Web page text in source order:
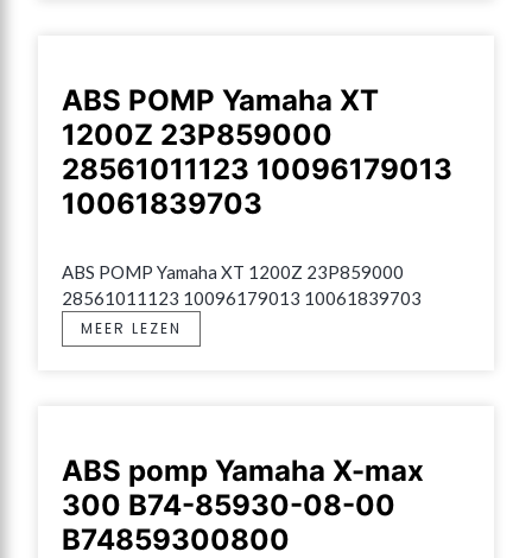
ABS POMP Yamaha XT
1200Z 23P859000
28561011123 10096179013
10061839703
ABS POMP Yamaha XT 1200Z 23P859000
28561011123 10096179013 10061839703
MEER LEZEN
ABS pomp Yamaha X-max
300 B74-85930-08-00
B74859300800